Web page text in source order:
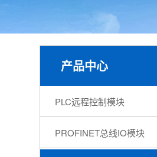
产品中心
PLC远程控制模块
PROFINET总线IO模块